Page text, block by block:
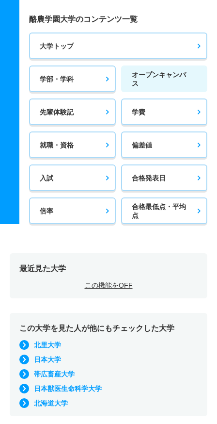
酪農学園大学のコンテンツ一覧
大学トップ
学部・学科
オープンキャンパ
ス
先輩体験記 学費
就職・資格 偏差値
入試 合格発表日
倍率
合格最低点・平均
点
最近見た大学
この機能をOFF
この大学を見た人が他にもチェックした大学
北里大学
日本大学
帯広畜産大学
日本獣医生命科学大学
北海道大学